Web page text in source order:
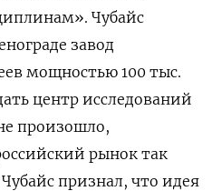
Чубайс
завод
мощностью 100 тыс.
центр исследований
произошло,
рынок так
признал, что идея